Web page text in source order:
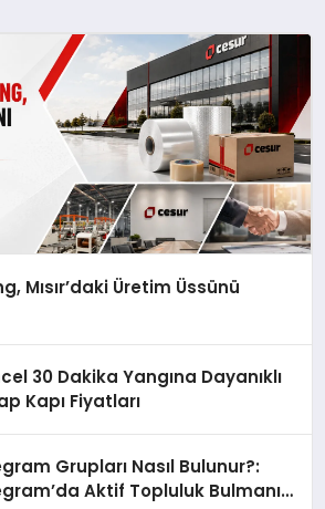
Mısır’daki Üretim Üssünü
30 Dakika Yangına Dayanıklı
Kapı Fiyatları
Grupları Nasıl Bulunur?:
Aktif Topluluk Bulmanın